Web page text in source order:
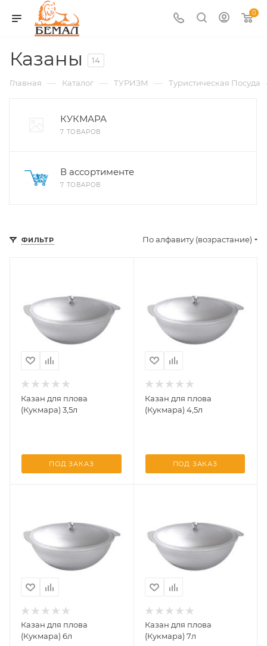
0
Казаны 14
Главная — Каталог — ТУРИЗМ — Туристическая Посуда
КУКМАРА
7 ТОВАРОВ
В ассортименте
7 ТОВАРОВ
ФИЛЬТР По алфавиту (возрастание)
Казан для плова
(Кукмара) 3,5л
ПОД ЗАКАЗ
Казан для плова
(Кукмара) 4,5л
ПОД ЗАКАЗ
Казан для плова
(Кукмара) 6л
Казан для плова
(Кукмара) 7л